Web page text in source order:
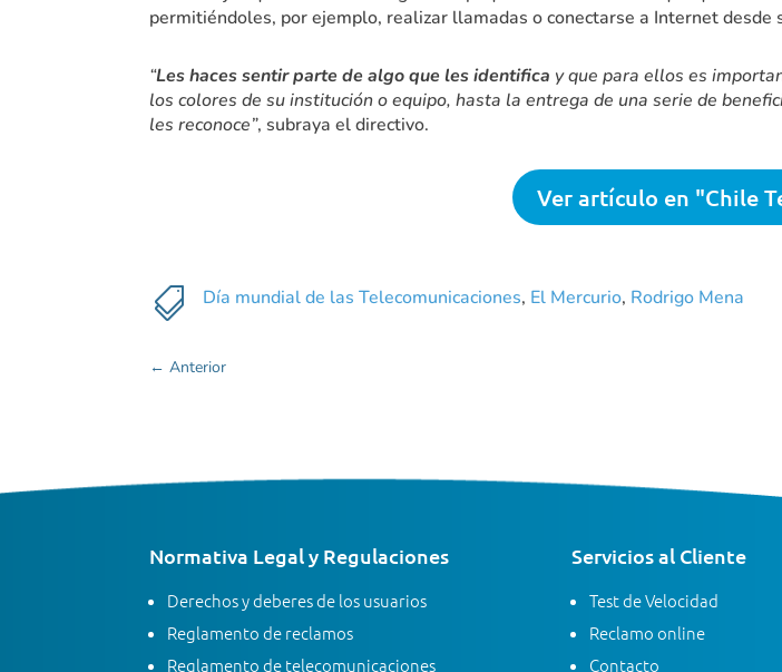
permitiéndoles, por ejemplo, realizar llamadas o conectarse a Internet desde
“Les haces sentir parte de algo que les identifica y que para ellos es
los colores de su institución o equipo, hasta la entrega de una serie de
les reconoce”, subraya el directivo.
Ver artículo en "Chile
 Día mundial de las Telecomunicaciones, El Mercurio, Rodrigo Mena
←Anterior
Normativa Legal y Regulaciones
Derechos y deberes de los usuarios
Reglamento de reclamos
Reglamento de telecomunicaciones
Servicios al Cliente
Test de Velocidad
Reclamo online
Contacto